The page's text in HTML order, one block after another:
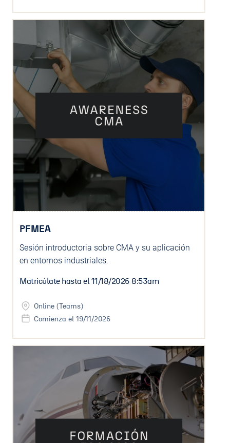
PFMEA
Sesión introductoria sobre CMA y su aplicación
en entornos industriales.
Matricúlate hasta el 11/18/2026 8:53am
Online (Teams)
Comienza el 19/11/2026